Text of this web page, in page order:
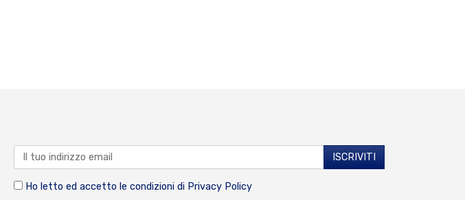
Ho letto ed accetto le condizioni di Privacy Policy